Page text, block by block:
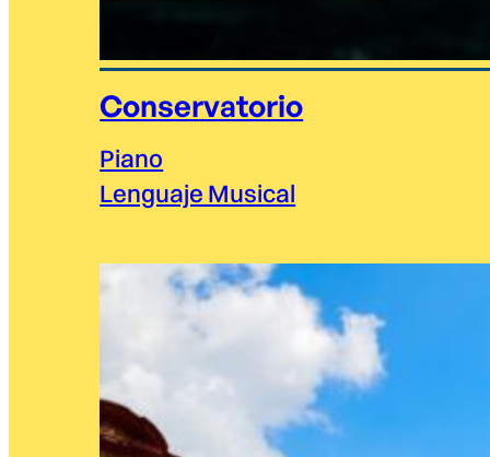
Conservatorio
Piano
Lenguaje Musical